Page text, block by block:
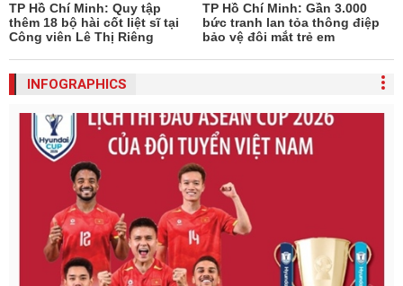
TP Hồ Chí Minh: Quy tập
thêm 18 bộ hài cốt liệt sĩ tại
Công viên Lê Thị Riêng
TP Hồ Chí Minh: Gần 3.000
bức tranh lan tỏa thông điệp
bảo vệ đôi mắt trẻ em
INFOGRAPHICS